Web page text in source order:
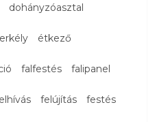
dohányzóasztal
erkély étkező
falfestés falipanel
felújítás festés